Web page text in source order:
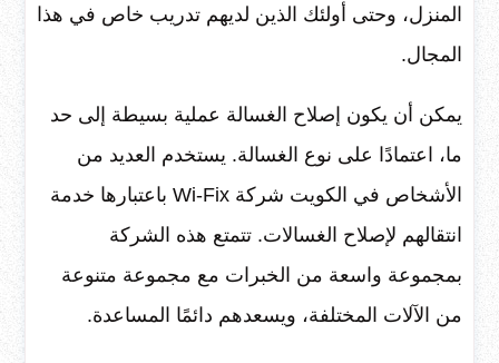
المنزل، وحتى أولئك الذين لديهم تدريب خاص في هذا
المجال.
يمكن أن يكون إصلاح الغسالة عملية بسيطة إلى حد
ما، اعتمادًا على نوع الغسالة. يستخدم العديد من
الأشخاص في الكويت شركة Wi-Fix باعتبارها خدمة
انتقالهم لإصلاح الغسالات. تتمتع هذه الشركة
بمجموعة واسعة من الخبرات مع مجموعة متنوعة
من الآلات المختلفة، ويسعدهم دائمًا المساعدة.